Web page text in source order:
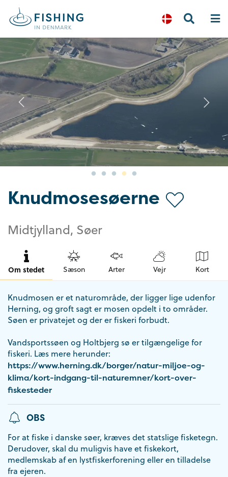
Previous
Knudmosesøerne
Midtjylland, Søer
Om stedet Sæson Arter Vejr Kort
Knudmosen er et naturområde, der ligger lige udenfor
Herning, og groft sagt er mosen opdelt i to områder.
Søen er privatejet og der er fiskeri forbudt.
Vandsportssøen og Holtbjerg sø er tilgængelige for
fiskeri. Læs mere herunder:
https://www.herning.dk/borger/natur-miljoe-og-
klima/kort-indgang-til-naturemner/kort-over-
fiskesteder
OBS
For at fiske i danske søer, kræves det statslige fisketegn.
Derudover, skal du muligvis have et fiskekort,
medlemskab af en lystfiskerforening eller en tilladelse
fra ejeren.